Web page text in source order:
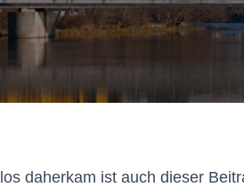
daherkam ist auch dieser